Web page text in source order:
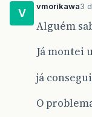
V
vmorikawa3
Alguém
Já montei
já
O